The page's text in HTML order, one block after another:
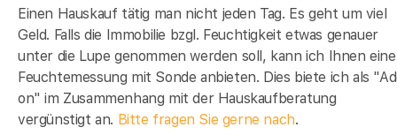
Einen Hauskauf tätig man nicht jeden Tag. Es geht um viel
Geld. Falls die Immobilie bzgl. Feuchtigkeit etwas genauer
unter die Lupe genommen werden soll, kann ich Ihnen eine
Feuchtemessung mit Sonde anbieten. Dies biete ich als
on" im Zusammenhang mit der Hauskaufberatung
vergünstigt an. Bitte fragen Sie gerne nach.